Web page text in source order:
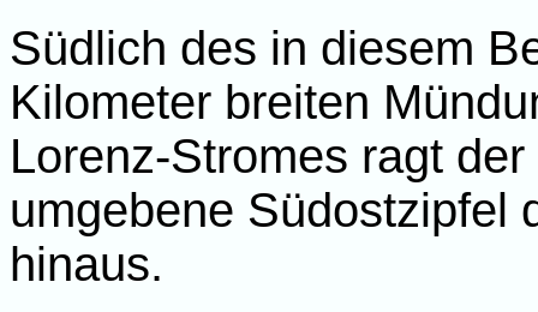
Südlich des in diesem
Kilometer breiten
Lorenz-Stromes ragt
umgebene Südostzipfel
hinaus.